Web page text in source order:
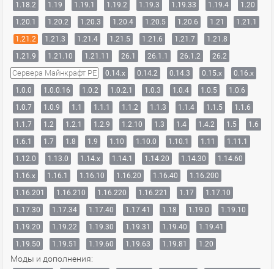
1.18.2
1.19 1.19.1 1.19.2 1.19.3 1.19.33 1.19.4
1.20
1.20.1
1.20.2 1.20.3 1.20.4 1.20.5 1.20.6 1.21
1.21.1
1.21.2
1.21.3 1.21.4 1.21.5 1.21.6 1.21.7
1.21.8
1.21.9
1.21.10 1.21.11 26.1 26.1.1 26.1.2 26.2
Сервера Майнкрафт PE 0.14.x 0.14.2 0.14.3 0.15.x
0.16.x
1.0.0
1.0.0.16 1.0.2 1.0.2.1 1.0.3 1.0.4 1.0.5
1.0.6
1.0.7
1.0.9 1.1 1.1.1 1.1.2 1.1.3 1.1.4 1.1.5
1.1.6
1.1.7
1.2 1.2.1 1.2.9 1.2.10 1.3 1.4 1.4.2 1.5
1.6
1.6.1
1.7 1.8 1.9 1.10 1.10.0 1.10.1 1.11
1.11.1
1.12.0
1.13.0 1.14.x 1.14.1 1.14.20 1.14.30
1.14.60
1.16.x
1.16.1 1.16.10 1.16.20 1.16.40
1.16.200
1.16.201
1.16.210 1.16.220 1.16.221 1.17
1.17.10
1.17.30
1.17.34 1.17.40 1.17.41 1.18 1.19.0
1.19.10
1.19.20
1.19.22 1.19.30 1.19.31 1.19.40
1.19.41
1.19.50
1.19.51 1.19.60 1.19.63 1.19.81 1.20
Моды и дополнения: